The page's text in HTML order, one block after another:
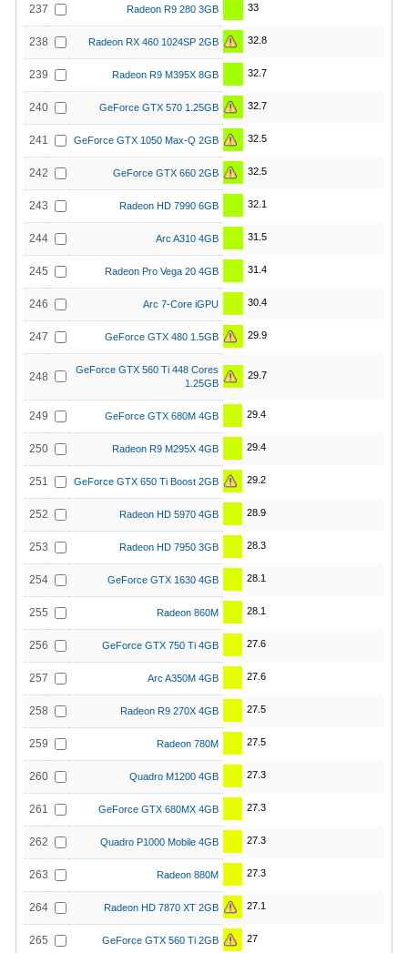
237 Radeon R9 280 3GB 33
238 Radeon RX 460 1024SP 2GB 32.8
239 Radeon R9 M395X 8GB 32.7
240 GeForce GTX 570 1.25GB 32.7
241 GeForce GTX 1050 Max-Q 2GB 32.5
242 GeForce GTX 660 2GB 32.5
243 Radeon HD 7990 6GB 32.1
244 Arc A310 4GB 31.5
245 Radeon Pro Vega 20 4GB 31.4
246 Arc 7-Core iGPU 30.4
247 GeForce GTX 480 1.5GB 29.9
248
GeForce GTX 560 Ti 448 Cores
1.25GB
29.7
249 GeForce GTX 680M 4GB 29.4
250 Radeon R9 M295X 4GB 29.4
251 GeForce GTX 650 Ti Boost 2GB 29.2
252 Radeon HD 5970 4GB 28.9
253 Radeon HD 7950 3GB 28.3
254 GeForce GTX 1630 4GB 28.1
255 Radeon 860M 28.1
256 GeForce GTX 750 Ti 4GB 27.6
257 Arc A350M 4GB 27.6
258 Radeon R9 270X 4GB 27.5
259 Radeon 780M 27.5
260 Quadro M1200 4GB 27.3
261 GeForce GTX 680MX 4GB 27.3
262 Quadro P1000 Mobile 4GB 27.3
263 Radeon 880M 27.3
264 Radeon HD 7870 XT 2GB 27.1
265 GeForce GTX 560 Ti 2GB 27